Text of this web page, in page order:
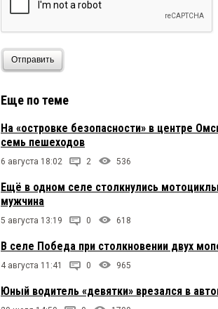
Отправить
Еще по теме
На «островке безопасности» в центре
семь пешеходов
6 августа 18:02 2 536
Ещё в одном селе столкнулись
мужчина
5 августа 13:19 0 618
В селе Победа при столкновении двух
4 августа 11:41 0 965
Юный водитель «девятки» врезался в